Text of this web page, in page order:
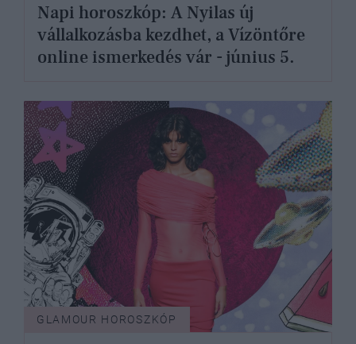
Napi horoszkóp: A Nyilas új
vállalkozásba kezdhet, a Vízöntőre
online ismerkedés vár - június 5.
GLAMOUR HOROSZKÓP